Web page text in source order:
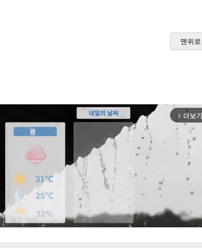
맨위로
arrow_forward_ios 더보기